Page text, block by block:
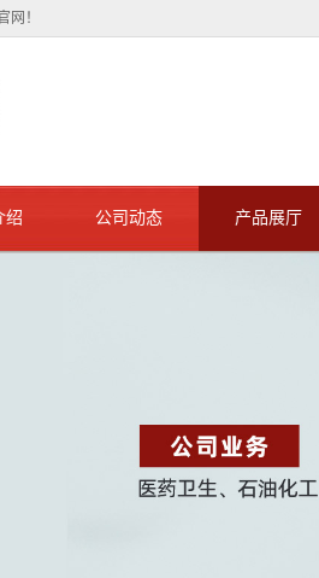
网！
绍 公司动态 产品展厅